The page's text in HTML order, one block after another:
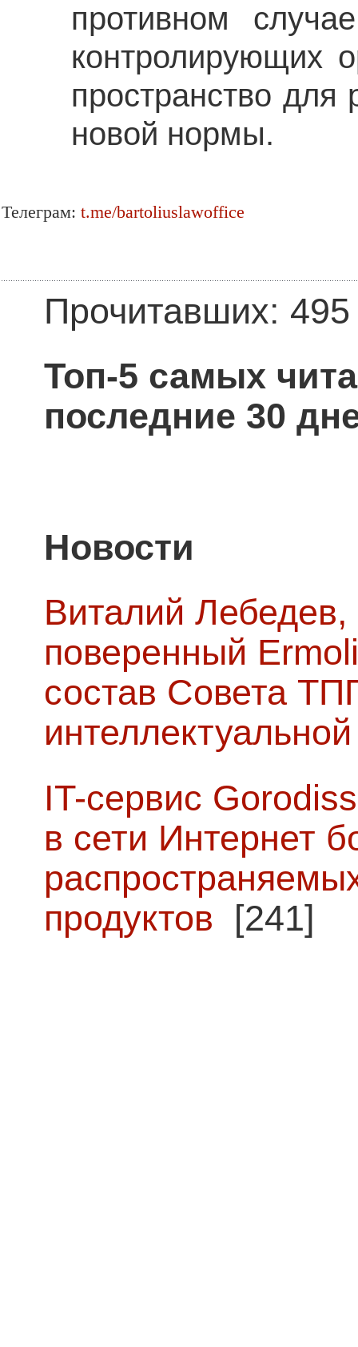
противном
контролирующих
пространство для
новой нормы.
Телеграм: t.me/bartoliuslawoffice
Прочитавших: 495
Топ-5 самых
последние 30
Новости
Виталий Лебедев,
поверенный
состав Совета
IT-сервис
в сети Интернет
продуктов [241]